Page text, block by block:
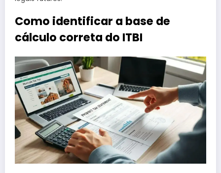
Como identificar a base de
cálculo correta do ITBI